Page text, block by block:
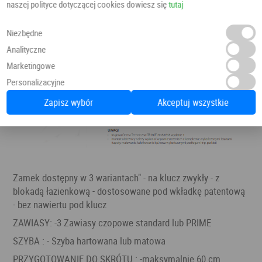
Zamek dostępny w 3 wariantach" - na klucz zwykły - z
blokadą łazienkową - dostosowane pod wkładkę patentową
- bez nawiertu pod klucz
ZAWIASY: -3 Zawiasy czopowe standard lub PRIME
SZYBA : - Szyba hartowana lub matowa
PRZYGOTOWANIE DO SKRÓTU : -maksymalnie 60 cm
naszej polityce dotyczącej cookies dowiesz siętutaj
Niezbędne
Analityczne
Marketingowe
Personalizacyjne
Zapisz wybór Akceptuj wszystkie